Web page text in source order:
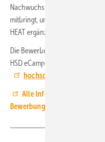
Nachwuchs, der neben der
mitbringt, um Projekte und
HEAT ergänzt das bestehende
Die Bewerbung erfolgt online
HSD eCampus. Zuvor ist eine
hochschulstart.de
Alle Informationen zum
Bewerbung